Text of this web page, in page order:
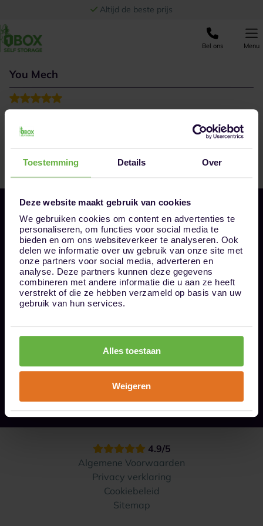
Toestemming Details Over
Deze website maakt gebruik van cookies
We gebruiken cookies om content en advertenties te
personaliseren, om functies voor social media te
bieden en om ons websiteverkeer te analyseren. Ook
delen we informatie over uw gebruik van onze site met
onze partners voor social media, adverteren en
analyse. Deze partners kunnen deze gegevens
combineren met andere informatie die u aan ze heeft
verstrekt of die ze hebben verzameld op basis van uw
gebruik van hun services.
Alles toestaan
Weigeren
Altijd de beste prijs
Bel ons Menu
You Mech
Bel ons op 085 - 0161611
info@1box.nl
Volg ons
Onze opslaglocaties
Hoe werkt het?
4.9/5
Algemene Voorwaarden
Privacy verklaring
Cookiebeleid
Sitemap